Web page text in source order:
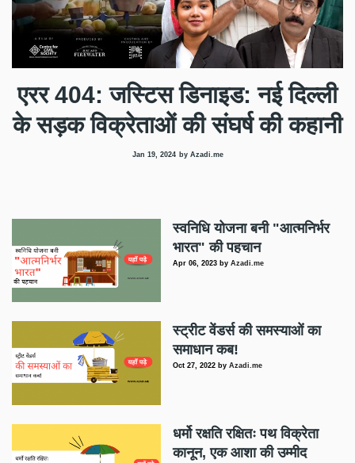
एरर 404: जस्टिस डिनाइड: नई दिल्ली
के सड़क विक्रेताओं की संघर्ष की कहानी
Jan 19, 2024 by Azadi.me
स्वनिधि योजना बनी "आत्मनिर्भर
भारत" की पहचान
Apr 06, 2023 byAzadi.me
स्ट्रीट वेंडर्स की समस्याओं का
समाधान कब!
Oct 27, 2022 byAzadi.me
धर्मो रक्षति रक्षितः पथ विक्रेता
कानून, एक आशा की उम्मीद